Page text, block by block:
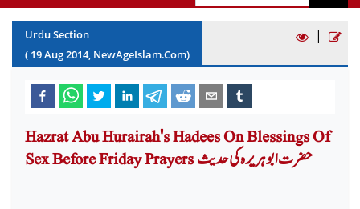
Urdu Section
( 19Aug2014, NewAgeIslam.Com)
|
Hazrat Abu Hurairah's Hadees On Blessings Of
Sex Before Friday Prayers حضرت ابو ہریرہ کی حدیث